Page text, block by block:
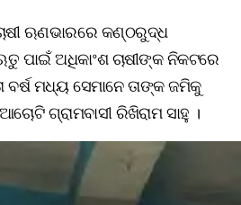
ଋଣଭାରରେ କଣ୍ଠରୁଦ୍ଧ
ପାଇଁ ଅଧିକାଂଶ ଚାଷୀଙ୍କ ନିକଟରେ
ବର୍ଷ ମଧ୍ୟ ସେମାନେ ତାଙ୍କ ଜମିକୁ
ଗ୍ରାମବାସୀ ରିଖିରାମ ସାହୁ ।